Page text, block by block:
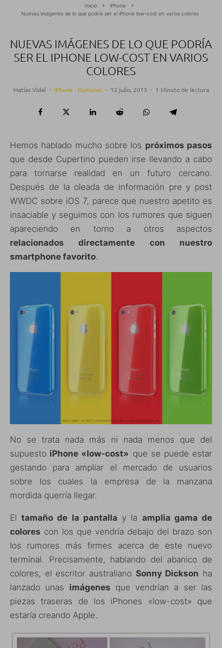
Inicio
iPhone
Nuevas imágenes de lo que podría ser el iPhone low-cost en varios colores
NUEVAS IMÁGENES DE LO QUE PODRÍA
SER EL IPHONE LOW-COST EN VARIOS
COLORES
Matías Vidal · iPhone Rumores · 12 julio, 2013 · 1 Minuto de lectura
Hemos hablado mucho sobre los próximos pasos
que desde Cupertino pueden irse llevando a cabo
para tornarse realidad en un futuro cercano.
Después de la oleada de información pre y post
WWDC sobre iOS 7, parece que nuestro apetito es
insaciable y seguimos con los rumores que siguen
apareciendo en torno a otros aspectos
relacionados directamente con nuestro
smartphone favorito.
No se trata nada más ni nada menos que del
supuesto iPhone «low-cost» que se puede estar
gestando para ampliar el mercado de usuarios
sobre los cuales la empresa de la manzana
mordida querría llegar.
Eltamaño de la pantalla y la amplia gama de
colores con los que vendría debajo del brazo son
los rumores más firmes acerca de este nuevo
terminal. Precisamente, hablando del abanico de
colores, el escritor australiano Sonny Dickson ha
lanzado unas imágenes que vendrían a ser las
piezas traseras de los iPhones «low-cost» que
estaría creando Apple.